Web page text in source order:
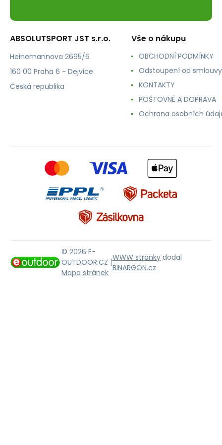
ABSOLUTSPORT JST s.r.o.
Heinemannova 2695/6
160 00 Praha 6 - Dejvice
Česká republika
Vše o nákupu
OBCHODNÍ PODMÍNKY
Odstoupení od smlouvy
KONTAKTY
POŠTOVNÉ A DOPRAVA
Ochrana osobních
© 2026 E-
OUTDOOR.CZ |
Mapa stránek
WWW stránky dodal
BINARGON.cz